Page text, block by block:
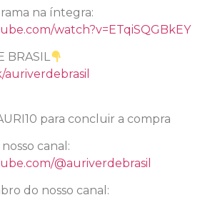
na íntegra:
watch?v=ETqiSQGBkEY
BRASIL
auriverdebrasil
para concluir a compra
canal:
@auriverdebrasil
do nosso canal: